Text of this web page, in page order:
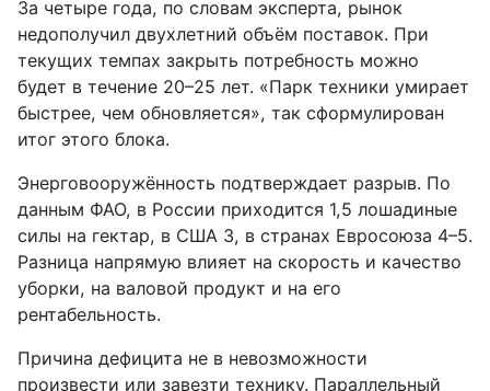
За четыре года, по словам эксперта, рынок
недополучил двухлетний объём поставок. При
текущих темпах закрыть потребность можно
будет в течение 20–25 лет. «Парк техники умирает
быстрее, чем обновляется», так сформулирован
итог этого блока.
Энерговооружённость подтверждает разрыв. По
данным ФАО, в России приходится 1,5 лошадиные
силы на гектар, в США 3, в странах Евросоюза 4–5.
Разница напрямую влияет на скорость и качество
уборки, на валовой продукт и на его
рентабельность.
Причина дефицита не в невозможности
произвести или завезти технику. Параллельный